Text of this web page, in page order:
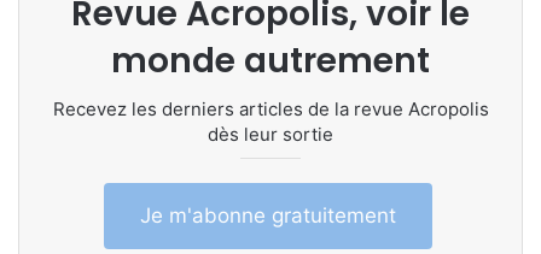
Revue Acropolis, voir le
monde autrement
Recevez les derniers articles de la revue Acropolis
dès leur sortie
Je m'abonne gratuitement